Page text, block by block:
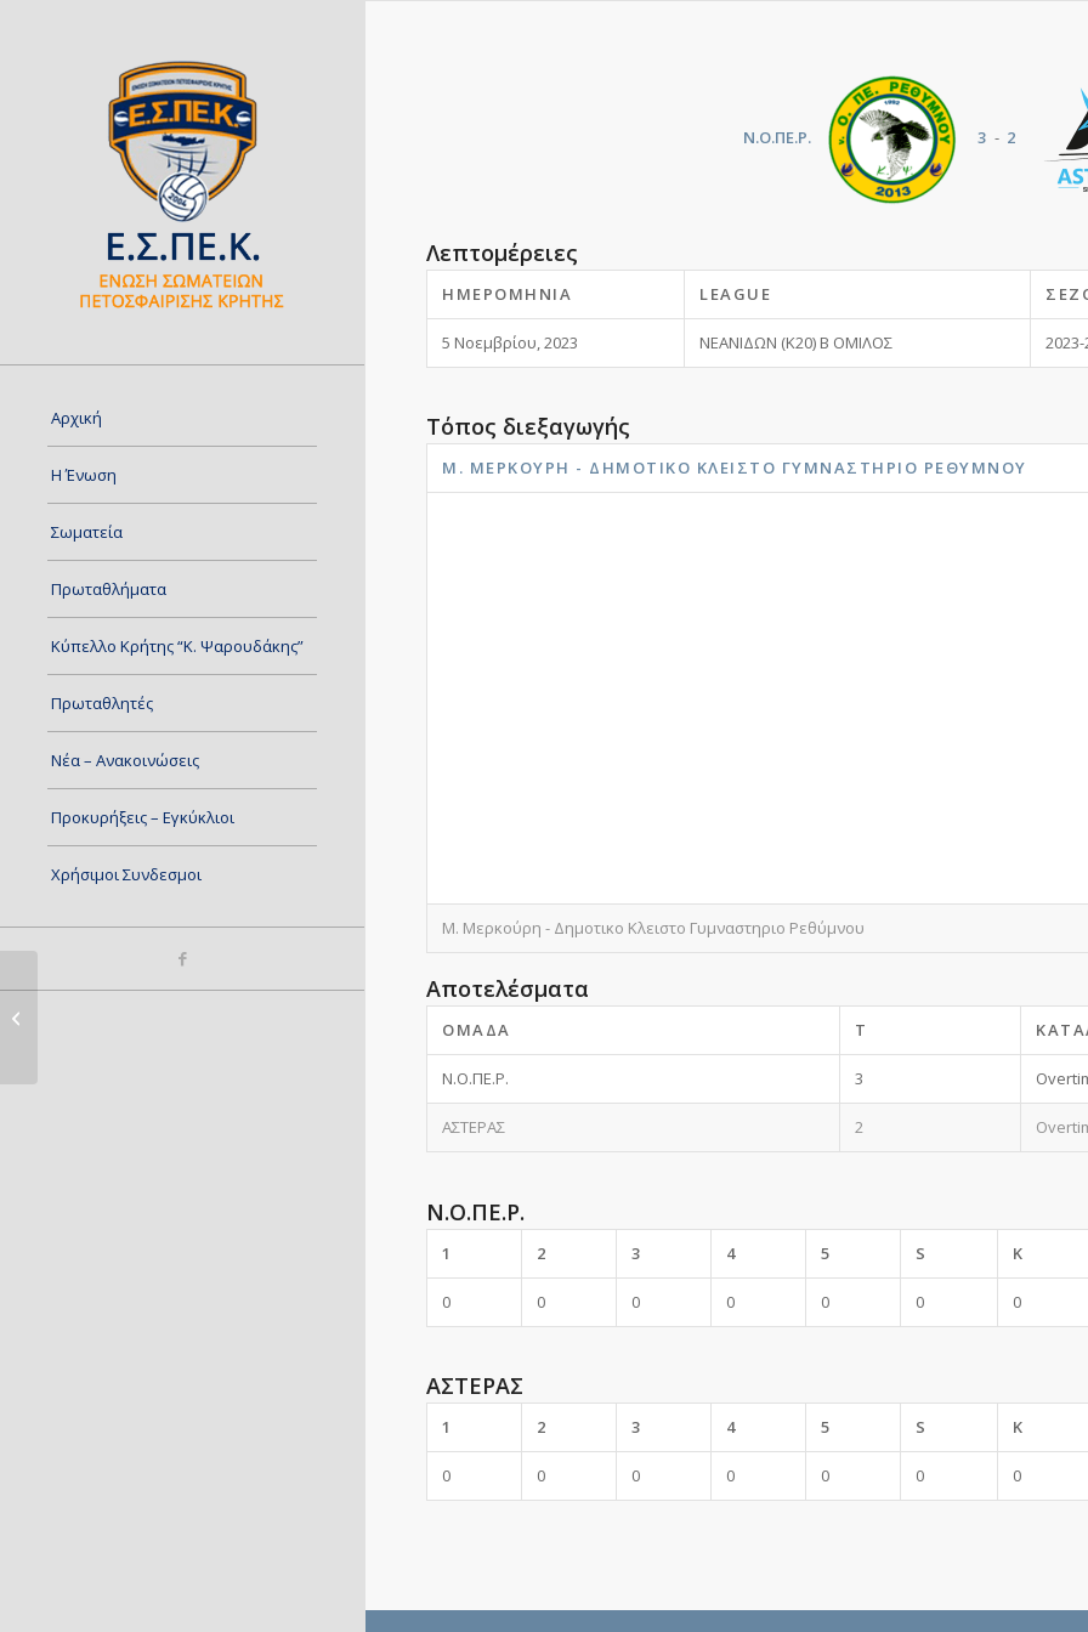
Αρχική
Η Ένωση
Σωματεία
Πρωταθλήματα
Κύπελλο Κρήτης “Κ. Ψαρουδάκης”
Πρωταθλητές
Νέα – Ανακοινώσεις
Προκυρήξεις – Εγκύκλιοι
Χρήσιμοι Συνδεσμοι
Ν.Ο.ΠΕ.Ρ. 3 - 2
Λεπτομέρειες
ΗΜΕΡΟΜΗΝΊΑ LEAGUE
5 Νοεμβρίου, 2023 ΝΕΑΝΙΔΩΝ (K20) Β ΟΜΙΛΟΣ
Τόπος διεξαγωγής
Μ. ΜΕΡΚΟΎΡΗ - ΔΗΜΟΤΙΚΟ ΚΛΕΙΣΤΟ ΓΥΜΝΑΣΤΗΡΙΟ ΡΕΘΎΜΝΟΥ
Μ. Μερκούρη - Δημοτικο Κλειστο Γυμναστηριο Ρεθύμνου
Αποτελέσματα
ΟΜΆΔΑ T
Ν.Ο.ΠΕ.Ρ. 3
ΑΣΤΕΡΑΣ 2
Ν.Ο.ΠΕ.Ρ.
1 2 3 4 5 S K
0 0 0 0 0 0 0
ΑΣΤΕΡΑΣ
1 2 3 4 5 S K
0 0 0 0 0 0 0